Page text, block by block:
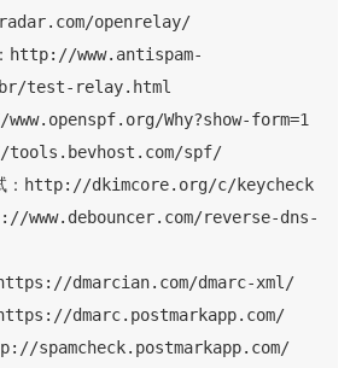
openrelay/
http://www.antispam-
test-relay.html
Why?show-form=1
tools.bevhost.com/spf/
试：http://dkimcore.org/c/keycheck
www.debouncer.com/reverse-dns-
https://dmarcian.com/dmarc-xml/
https://dmarc.postmarkapp.com/
spamcheck.postmarkapp.com/